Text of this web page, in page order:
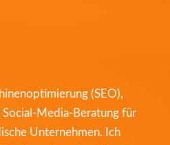
(SEO),
Media-Beratung für
Unternehmen. Ich